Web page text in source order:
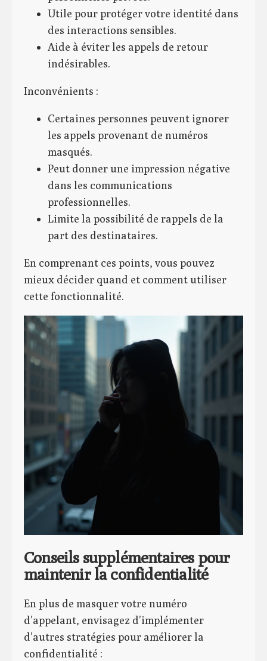
Utile pour protéger votre identité dans
des interactions sensibles.
Aide à éviter les appels de retour
indésirables.
Inconvénients :
Certaines personnes peuvent ignorer
les appels provenant de numéros
masqués.
Peut donner une impression négative
dans les communications
professionnelles.
Limite la possibilité de rappels de la
part des destinataires.
En comprenant ces points, vous pouvez
mieux décider quand et comment utiliser
cette fonctionnalité.
Conseils supplémentaires pour
maintenir la confidentialité
En plus de masquer votre numéro
d’appelant, envisagez d’implémenter
d’autres stratégies pour améliorer la
confidentialité :